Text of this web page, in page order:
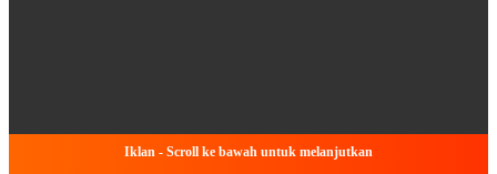
Iklan - Scroll ke bawah untuk melanjutkan